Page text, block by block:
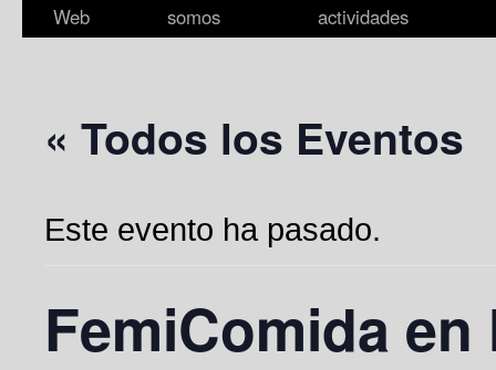
Web
somos
actividades
« Todos los Eventos
Este evento ha pasado.
FemiComida